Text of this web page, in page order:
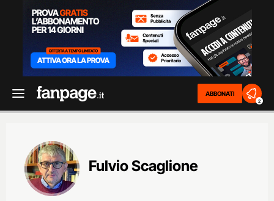
ABBONATI
2
Fulvio Scaglione